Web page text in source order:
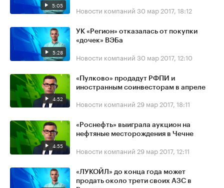
5:05 Новости компаний 30 мар 2017, 18:12
5:28
УК «Регион» отказалась от покупки
«дочек» ВЭБа
Новости компаний 30 мар 2017, 12:10
4:52
«Пулково» продадут РФПИ и
иностранным соинвесторам в апреле
Новости компаний 29 мар 2017, 18:11
4:55
«Роснефть» выиграла аукцион на
нефтяные месторождения в Чечне
Новости компаний 29 мар 2017, 12:11
«ЛУКОЙЛ» до конца года может
продать около трети своих АЗС в